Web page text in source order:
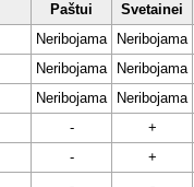
Paštui Svetainei
Neribojama Neribojama
Neribojama Neribojama
Neribojama Neribojama
- +
- +